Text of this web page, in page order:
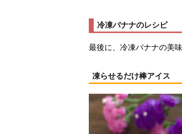
冷凍バナナのレシピ
最後に、冷凍バナナの美
凍らせるだけ棒アイス